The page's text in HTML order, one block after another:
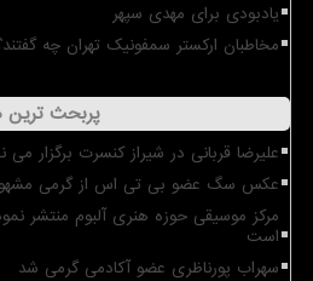
یادبودی برای مهدی سپهر
مخاطبان ارکستر سمفونیک تهران چه
پربحث ترین
علیرضا قربانی در شیراز کنسرت برگزار می
عکس سگ عضو بی تی اس از گرمی
مرکز موسیقی حوزه هنری آلبوم منتشر
است
سهراب پورناظری عضو آکادمی گرمی شد